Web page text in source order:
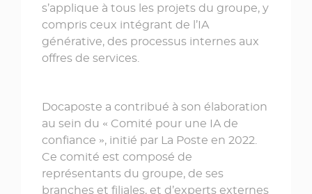
s’applique à tous les projets du groupe, y
compris ceux intégrant de l’IA
générative, des processus internes aux
offres de services.
Docaposte a contribué à son élaboration
au sein du « Comité pour une IA de
confiance », initié par La Poste en 2022.
Ce comité est composé de
représentants du groupe, de ses
branches et filiales, et d’experts externes